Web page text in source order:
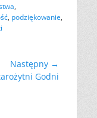
,
, podziękowanie,
Następny →
Godni